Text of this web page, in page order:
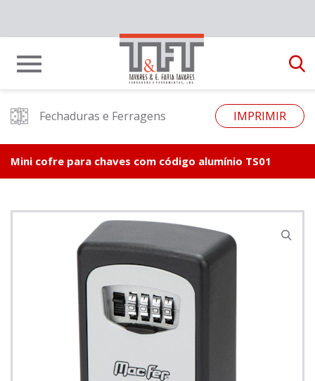
Fechaduras e Ferragens IMPRIMIR
Mini cofre para chaves com código alumínio TS01